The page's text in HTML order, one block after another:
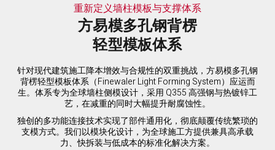
重新定义墙柱模板与支撑体系
方易模多孔钢背楞
轻型模板体系
针对现代建筑施工降本增效与合规性的双重挑战，方易模多孔钢
背楞轻型模板体系（Finewaler Light Forming System）应运而
生。体系专为全球墙柱侧模设计，采用 Q355 高强钢与热镀锌工
艺，在减重的同时大幅提升耐腐蚀性。
独创的多功能连接技术实现了部件通用化，彻底颠覆传统繁琐的
支模方式。我们以模块化设计，为全球施工方提供兼具高承载
力、快拆装与低成本的标准化解决方案。